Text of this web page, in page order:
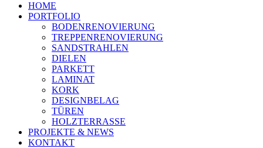
HOME
PORTFOLIO
BODENRENOVIERUNG
TREPPENRENOVIERUNG
SANDSTRAHLEN
DIELEN
PARKETT
LAMINAT
KORK
DESIGNBELAG
TÜREN
HOLZTERRASSE
PROJEKTE & NEWS
KONTAKT